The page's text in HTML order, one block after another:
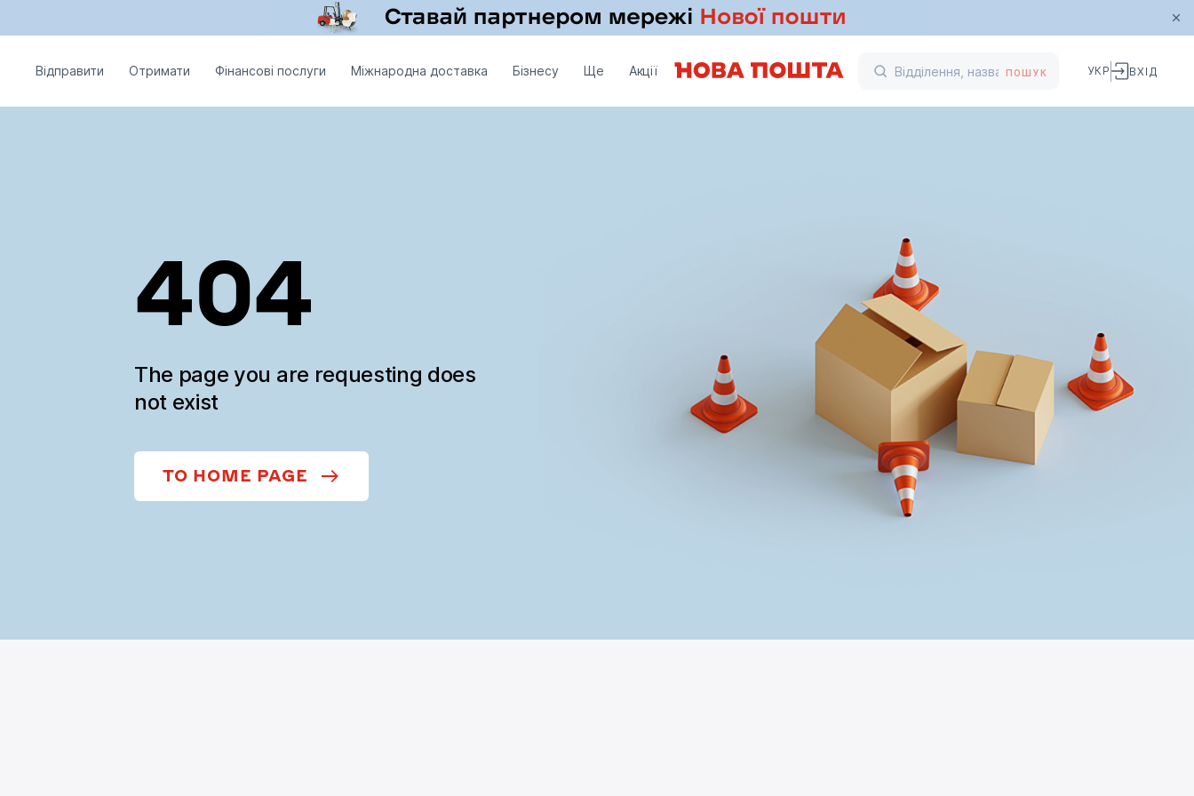
Відправити Отримати Фінансові послуги Міжнародна доставка Бізнесу Ще Акції ПОШУК УКР ВХІД
404
The page you are requesting does
not exist
TO HOME PAGE